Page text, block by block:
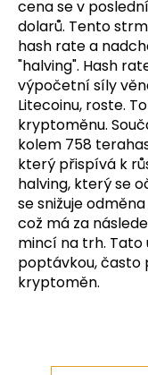
cena se v
dolarů. Tento
hash rate a
"halving". Hash
výpočetní síly
Litecoinu, roste.
kryptoměnu.
kolem 758
který přispívá k
halving, který se
se snižuje
což má za
mincí na trh. Tato
poptávkou, často
kryptoměn.